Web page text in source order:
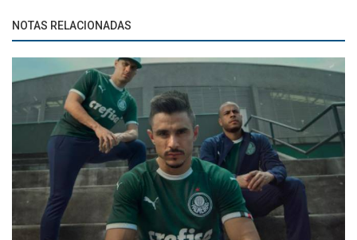
NOTAS RELACIONADAS